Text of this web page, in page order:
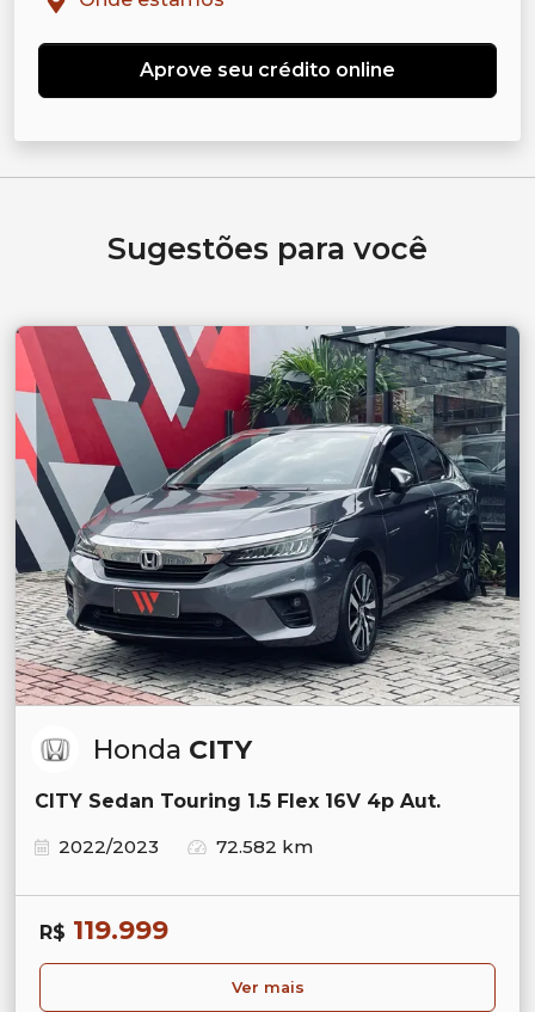
Aprove seu crédito online
Sugestões para você
Honda CITY
CITY Sedan Touring 1.5 Flex 16V 4p Aut.
2022/2023
72.582 km
R$ 119.999
Ver mais